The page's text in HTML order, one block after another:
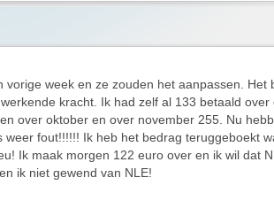
vorige week en ze zouden het aanpassen. Het
kracht. Ik had zelf al 133 betaald over
over oktober en over november 255. Nu
fout!!!!!! Ik heb het bedrag teruggeboekt
Ik maak morgen 122 euro over en ik wil dat
ik niet gewend van NLE!